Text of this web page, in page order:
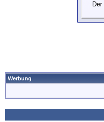
Werbung